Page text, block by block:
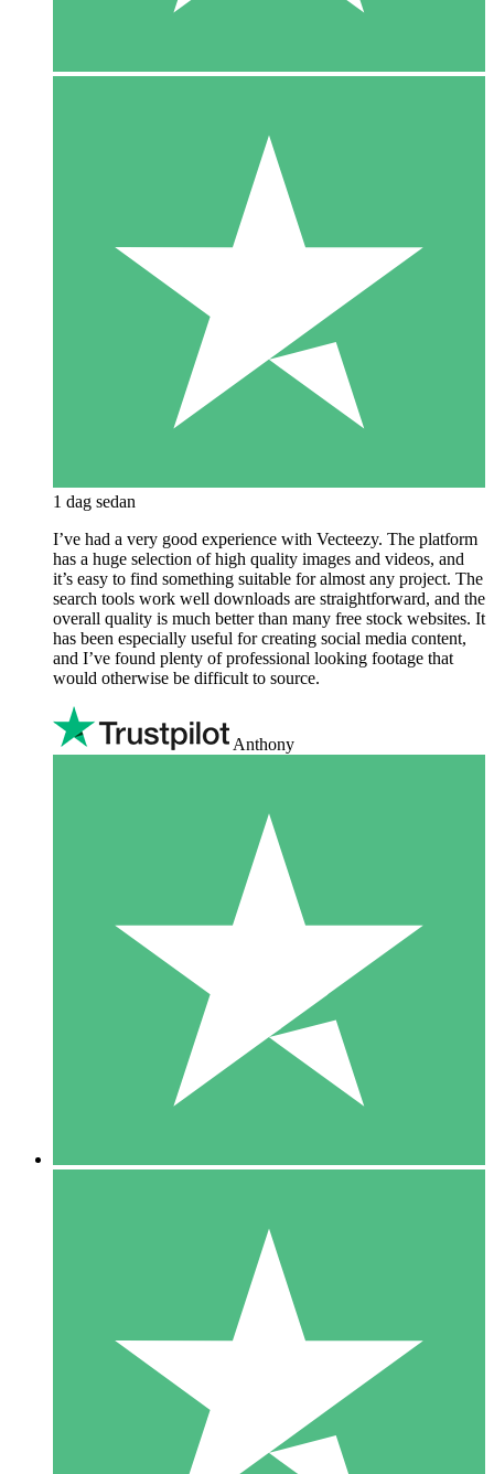
1 dag sedan
I’ve had a very good experience with Vecteezy. The platform
has a huge selection of high quality images and videos, and
it’s easy to find something suitable for almost any project. The
search tools work well downloads are straightforward, and the
overall quality is much better than many free stock websites. It
has been especially useful for creating social media content,
and I’ve found plenty of professional looking footage that
would otherwise be difficult to source.
Anthony